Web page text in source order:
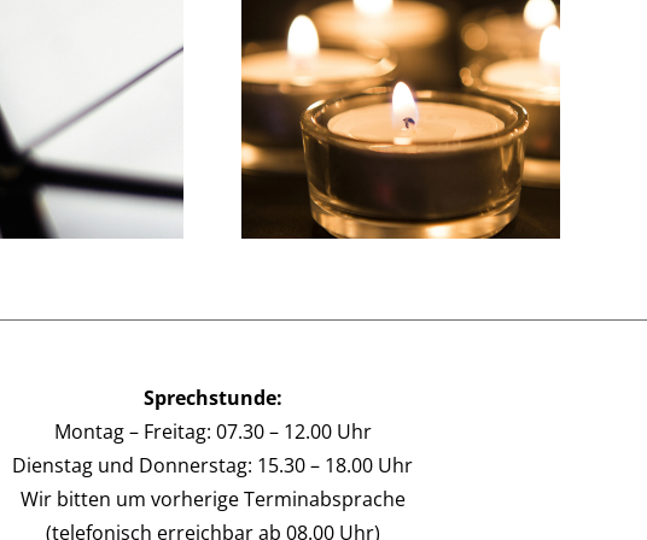
Ein letzter Gruß…
Wir wünschen einen
schönen Sommer!
Sprechstunde:
Montag – Freitag: 07.30 – 12.00 Uhr
Dienstag und Donnerstag: 15.30 – 18.00 Uhr
Wir bitten um vorherige Terminabsprache
(telefonisch erreichbar ab 08.00 Uhr)